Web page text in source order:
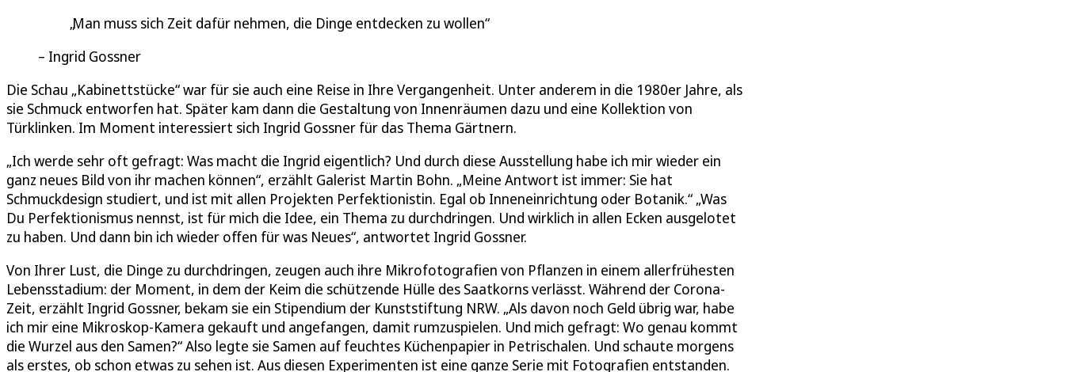
Man muss sich Zeit dafür nehmen, die Dinge entdecken zu wollen
Ingrid Gossner
Die Schau „Kabinettstücke“ war für sie auch eine Reise in Ihre Vergangenheit. Unter anderem in die 1980er Jahre, als
sie Schmuck entworfen hat. Später kam dann die Gestaltung von Innenräumen dazu und eine Kollektion von
Türklinken. Im Moment interessiert sich Ingrid Gossner für das Thema Gärtnern.
„Ich werde sehr oft gefragt: Was macht die Ingrid eigentlich? Und durch diese Ausstellung habe ich mir wieder ein
ganz neues Bild von ihr machen können“, erzählt Galerist Martin Bohn. „Meine Antwort ist immer: Sie hat
Schmuckdesign studiert, und ist mit allen Projekten Perfektionistin. Egal ob Inneneinrichtung oder Botanik.“ „Was
Du Perfektionismus nennst, ist für mich die Idee, ein Thema zu durchdringen. Und wirklich in allen Ecken ausgelotet
zu haben. Und dann bin ich wieder offen für was Neues“, antwortet Ingrid Gossner.
Von Ihrer Lust, die Dinge zu durchdringen, zeugen auch ihre Mikrofotografien von Pflanzen in einem allerfrühesten
Lebensstadium: der Moment, in dem der Keim die schützende Hülle des Saatkorns verlässt. Während der Corona-
Zeit, erzählt Ingrid Gossner, bekam sie ein Stipendium der Kunststiftung NRW. „Als davon noch Geld übrig war, habe
ich mir eine Mikroskop-Kamera gekauft und angefangen, damit rumzuspielen. Und mich gefragt: Wo genau kommt
die Wurzel aus den Samen?“ Also legte sie Samen auf feuchtes Küchenpapier in Petrischalen. Und schaute morgens
als erstes, ob schon etwas zu sehen ist. Aus diesen Experimenten ist eine ganze Serie mit Fotografien entstanden.